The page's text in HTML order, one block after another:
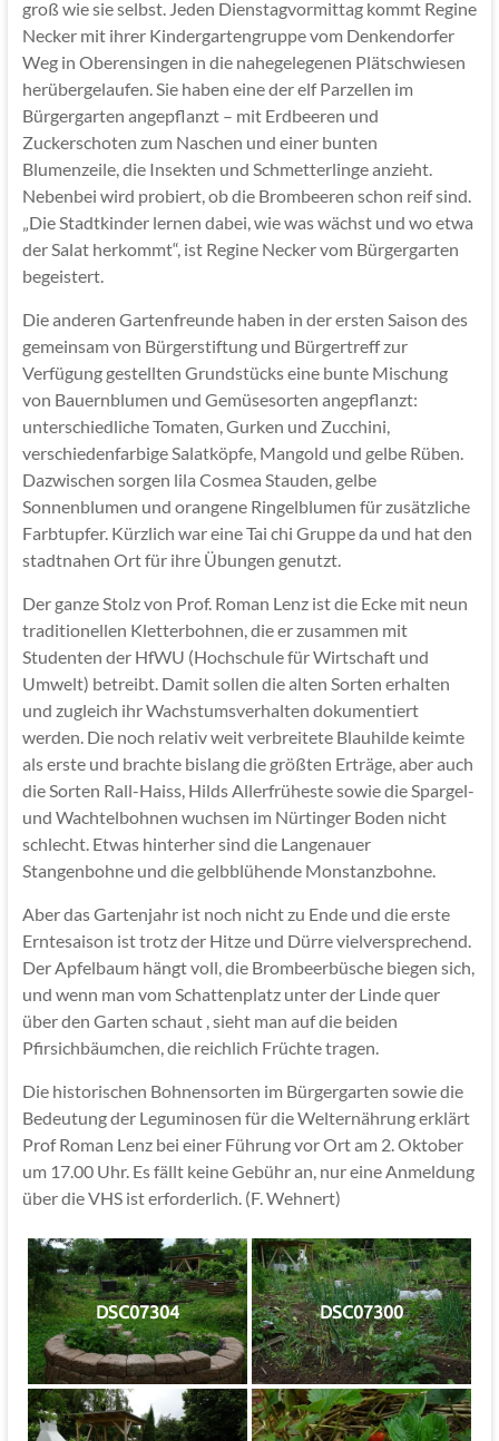
groß wie sie selbst. Jeden Dienstagvormittag kommt Regine
Necker mit ihrer Kindergartengruppe vom Denkendorfer
Weg in Oberensingen in die nahegelegenen Plätschwiesen
herübergelaufen. Sie haben eine der elf Parzellen im
Bürgergarten angepflanzt – mit Erdbeeren und
Zuckerschoten zum Naschen und einer bunten
Blumenzeile, die Insekten und Schmetterlinge anzieht.
Nebenbei wird probiert, ob die Brombeeren schon reif sind.
„Die Stadtkinder lernen dabei, wie was wächst und wo etwa
der Salat herkommt“, ist Regine Necker vom Bürgergarten
begeistert.
Die anderen Gartenfreunde haben in der ersten Saison des
gemeinsam von Bürgerstiftung und Bürgertreff zur
Verfügung gestellten Grundstücks eine bunte Mischung
von Bauernblumen und Gemüsesorten angepflanzt:
unterschiedliche Tomaten, Gurken und Zucchini,
verschiedenfarbige Salatköpfe, Mangold und gelbe Rüben.
Dazwischen sorgen lila Cosmea Stauden, gelbe
Sonnenblumen und orangene Ringelblumen für zusätzliche
Farbtupfer. Kürzlich war eine Tai chi Gruppe da und hat den
stadtnahen Ort für ihre Übungen genutzt.
Der ganze Stolz von Prof. Roman Lenz ist die Ecke mit neun
traditionellen Kletterbohnen, die er zusammen mit
Studenten der HfWU (Hochschule für Wirtschaft und
Umwelt) betreibt. Damit sollen die alten Sorten erhalten
und zugleich ihr Wachstumsverhalten dokumentiert
werden. Die noch relativ weit verbreitete Blauhilde keimte
als erste und brachte bislang die größten Erträge, aber auch
die Sorten Rall-Haiss, Hilds Allerfrüheste sowie die Spargel-
und Wachtelbohnen wuchsen im Nürtinger Boden nicht
schlecht. Etwas hinterher sind die Langenauer
Stangenbohne und die gelbblühende Monstanzbohne.
Aber das Gartenjahr ist noch nicht zu Ende und die erste
Erntesaison ist trotz der Hitze und Dürre vielversprechend.
Der Apfelbaum hängt voll, die Brombeerbüsche biegen sich,
und wenn man vom Schattenplatz unter der Linde quer
über den Garten schaut , sieht man auf die beiden
Pfirsichbäumchen, die reichlich Früchte tragen.
Die historischen Bohnensorten im Bürgergarten sowie die
Bedeutung der Leguminosen für die Welternährung erklärt
Prof Roman Lenz bei einer Führung vor Ort am 2. Oktober
um 17.00 Uhr. Es fällt keine Gebühr an, nur eine Anmeldung
über die VHS ist erforderlich. (F. Wehnert)
DSC07304 DSC07300